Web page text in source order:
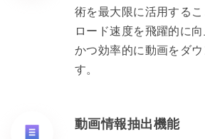
術を最大限に活用する
ロード速度を飛躍的に
かつ効率的に動画をダ
す。
動画情報抽出機能